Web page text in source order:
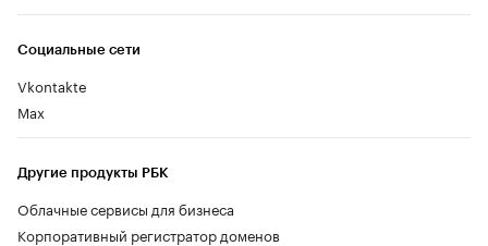
Социальные сети
Vkontakte
Max
Другие продукты РБК
Облачные сервисы для бизнеса
Корпоративный регистратор доменов